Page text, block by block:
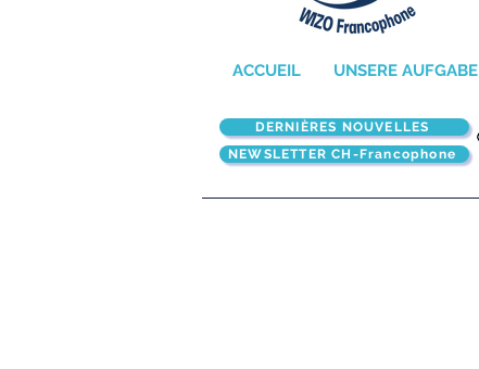
ACCUEIL UNSERE AUFGABE
DERNIÈRES NOUVELLES
NEWSLETTER CH-Francophone